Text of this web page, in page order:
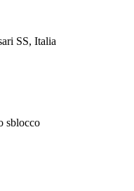
SS, Italia
sblocco